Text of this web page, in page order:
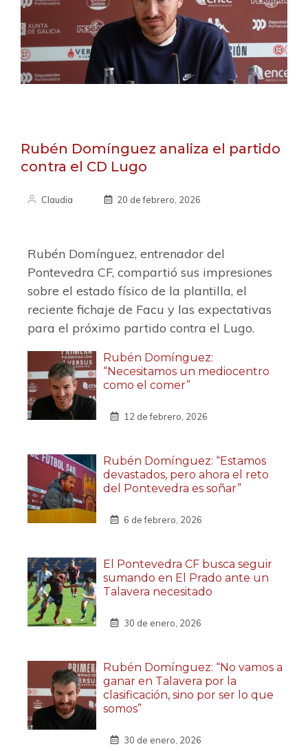
Rubén Domínguez analiza el partido
contra el CD Lugo
Claudia 20 de febrero, 2026
Rubén Domínguez, entrenador del
Pontevedra CF, compartió sus impresiones
sobre el estado físico de la plantilla, el
reciente fichaje de Facu y las expectativas
para el próximo partido contra el Lugo.
Rubén Domínguez:
“Necesitamos un mediocentro
como el comer”
12 de febrero, 2026
Rubén Domínguez: “Estamos
devastados, pero ahora el reto
del Pontevedra es soñar”
6 de febrero, 2026
El Pontevedra CF busca seguir
sumando en El Prado ante un
Talavera necesitado
30 de enero, 2026
Rubén Domínguez: “No vamos a
ganar en Talavera por la
clasificación, sino por ser lo que
somos”
30 de enero, 2026